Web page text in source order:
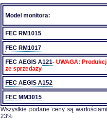
Model monitora:
FEC RM1015
FEC RM1017
FEC AEGIS A121- UWAGA:
ze sprzedaży
FEC AEGIS A152
FEC MM3015
Wszystkie podane ceny są
23%